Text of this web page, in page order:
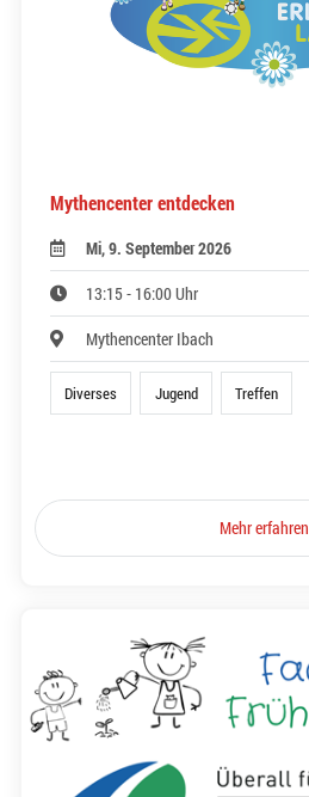
Mythencenter entdecken
Mi, 9. September 2026
13:15 - 16:00 Uhr
Mythencenter Ibach
Diverses Jugend Treffen
Mehr erfahren